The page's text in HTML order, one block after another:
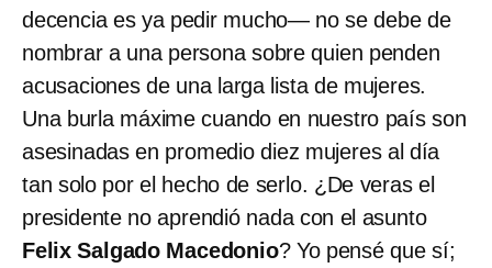
decencia es ya pedir mucho— no se debe de
nombrar a una persona sobre quien penden
acusaciones de una larga lista de mujeres.
Una burla máxime cuando en nuestro país son
asesinadas en promedio diez mujeres al día
tan solo por el hecho de serlo. ¿De veras el
presidente no aprendió nada con el asunto
Felix Salgado Macedonio? Yo pensé que sí;